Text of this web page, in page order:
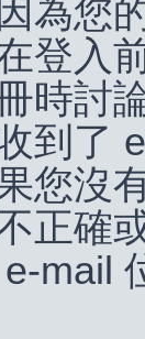
為您
登入
時討
到了
您沒
正確
mail